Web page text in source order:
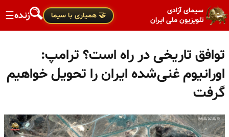
سیمای آزادی
تلویزیون ملی ایران
🤝 همیاری با سیما زنده☰
توافق تاریخی در راه است؟ ترامپ:
اورانیوم غنی‌شده ایران را تحویل خواهیم
گرفت